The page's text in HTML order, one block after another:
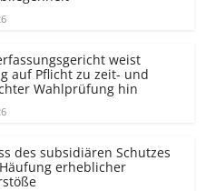
weist
auf Pflicht zu zeit- und
Wahlprüfung hin
des subsidiären Schutzes
erheblicher